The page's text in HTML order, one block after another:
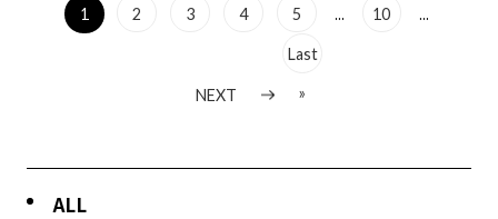
1 2 3 4 5 ... 10 ...
NEXT
Last
»
ALL